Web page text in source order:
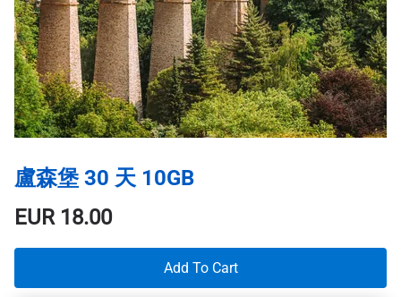
盧森堡 30 天 10GB
EUR18.00
Add To Cart